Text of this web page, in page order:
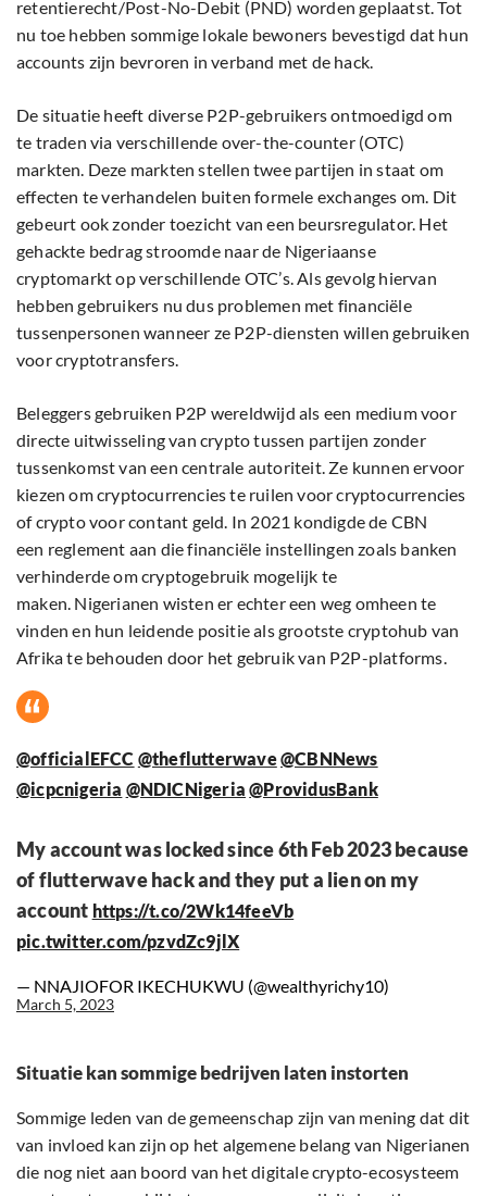
retentierecht/Post-No-Debit (PND) worden geplaatst. Tot
nu toe hebben sommige lokale bewoners bevestigd dat hun
accounts zijn bevroren in verband met de hack.
De situatie heeft diverse P2P-gebruikers ontmoedigd om
te traden via verschillende over-the-counter (OTC)
markten. Deze markten stellen twee partijen in staat om
effecten te verhandelen buiten formele exchanges om. Dit
gebeurt ook zonder toezicht van een beursregulator. Het
gehackte bedrag stroomde naar de Nigeriaanse
cryptomarkt op verschillende OTC’s. Als gevolg hiervan
hebben gebruikers nu dus problemen met financiële
tussenpersonen wanneer ze P2P-diensten willen gebruiken
voor cryptotransfers.
Beleggers gebruiken P2P wereldwijd als een medium voor
directe uitwisseling van crypto tussen partijen zonder
tussenkomst van een centrale autoriteit. Ze kunnen ervoor
kiezen om cryptocurrencies te ruilen voor cryptocurrencies
of crypto voor contant geld. In 2021 kondigde de CBN
een reglement aan die financiële instellingen zoals banken
verhinderde om cryptogebruik mogelijk te
maken. Nigerianen wisten er echter een weg omheen te
vinden en hun leidende positie als grootste cryptohub van
Afrika te behouden door het gebruik van P2P-platforms.
@officialEFCC @theflutterwave@CBNNews
@icpcnigeria @NDICNigeria @ProvidusBank
My account was locked since 6th Feb 2023 because
of flutterwave hack and they put a lien on my
account https://t.co/2Wk14feeVb
pic.twitter.com/pzvdZc9jlX
— NNAJIOFOR IKECHUKWU (@wealthyrichy10)
March 5, 2023
Situatie kan sommige bedrijven laten instorten
Sommige leden van de gemeenschap zijn van mening dat dit
van invloed kan zijn op het algemene belang van Nigerianen
die nog niet aan boord van het digitale crypto-ecosysteem